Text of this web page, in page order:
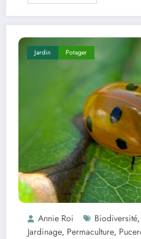
Jardin Potager
Annie Roi Biodiversité,
Jardinage, Permaculture,